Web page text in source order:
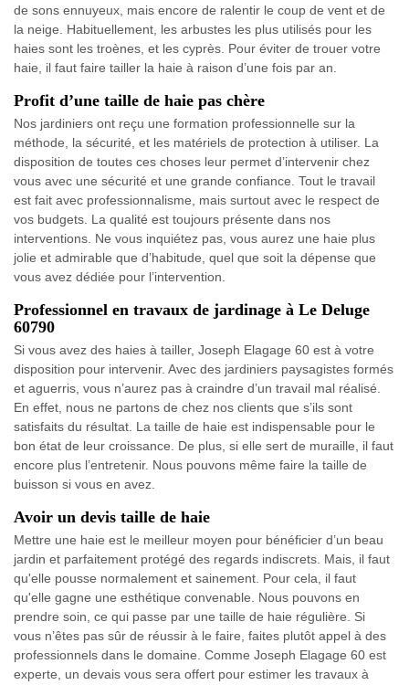
de sons ennuyeux, mais encore de ralentir le coup de vent et de
la neige. Habituellement, les arbustes les plus utilisés pour les
haies sont les troènes, et les cyprès. Pour éviter de trouer votre
haie, il faut faire tailler la haie à raison d’une fois par an.
Profit d’une taille de haie pas chère
Nos jardiniers ont reçu une formation professionnelle sur la
méthode, la sécurité, et les matériels de protection à utiliser. La
disposition de toutes ces choses leur permet d’intervenir chez
vous avec une sécurité et une grande confiance. Tout le travail
est fait avec professionnalisme, mais surtout avec le respect de
vos budgets. La qualité est toujours présente dans nos
interventions. Ne vous inquiétez pas, vous aurez une haie plus
jolie et admirable que d’habitude, quel que soit la dépense que
vous avez dédiée pour l’intervention.
Professionnel en travaux de jardinage à Le Deluge
60790
Si vous avez des haies à tailler, Joseph Elagage 60 est à votre
disposition pour intervenir. Avec des jardiniers paysagistes formés
et aguerris, vous n’aurez pas à craindre d’un travail mal réalisé.
En effet, nous ne partons de chez nos clients que s’ils sont
satisfaits du résultat. La taille de haie est indispensable pour le
bon état de leur croissance. De plus, si elle sert de muraille, il faut
encore plus l’entretenir. Nous pouvons même faire la taille de
buisson si vous en avez.
Avoir un devis taille de haie
Mettre une haie est le meilleur moyen pour bénéficier d’un beau
jardin et parfaitement protégé des regards indiscrets. Mais, il faut
qu'elle pousse normalement et sainement. Pour cela, il faut
qu'elle gagne une esthétique convenable. Nous pouvons en
prendre soin, ce qui passe par une taille de haie régulière. Si
vous n’êtes pas sûr de réussir à le faire, faites plutôt appel à des
professionnels dans le domaine. Comme Joseph Elagage 60 est
experte, un devais vous sera offert pour estimer les travaux à